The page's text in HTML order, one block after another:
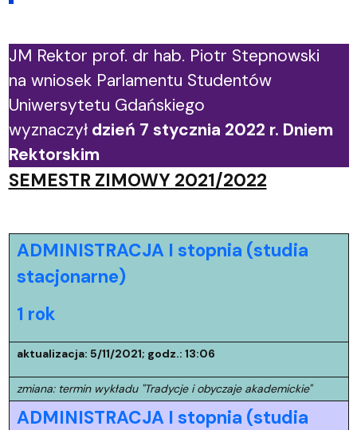
JM Rektor prof. dr hab. Piotr Stepnowski
na wniosek Parlamentu Studentów
Uniwersytetu Gdańskiego
wyznaczyłdzień 7 stycznia 2022 r. Dniem
Rektorskim
SEMESTR ZIMOWY 2021/2022
ADMINISTRACJA I stopnia (studia
stacjonarne)
1 rok
aktualizacja: 5/11/2021; godz.: 13:06
zmiana: termin wykładu "Tradycje i obyczaje akademickie"
ADMINISTRACJA I stopnia (studia